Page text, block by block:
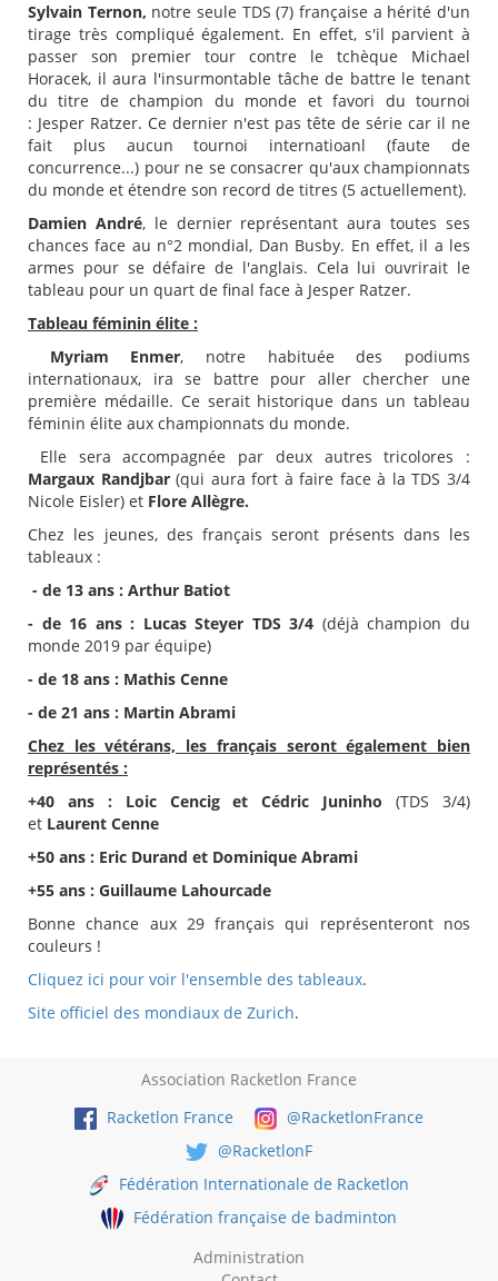
Sylvain Ternon, notre seule TDS (7) française a hérité d'un
tirage très compliqué également. En effet, s'il parvient à
passer son premier tour contre le tchèque Michael
Horacek, il aura l'insurmontable tâche de battre le tenant
du titre de champion du monde et favori du tournoi
: Jesper Ratzer. Ce dernier n'est pas tête de série car il ne
fait plus aucun tournoi internatioanl (faute de
concurrence...) pour ne se consacrer qu'aux championnats
du monde et étendre son record de titres (5 actuellement).
Damien André, le dernier représentant aura toutes ses
chances face au n°2 mondial, Dan Busby. En effet, il a les
armes pour se défaire de l'anglais. Cela lui ouvrirait le
tableau pour un quart de final face à Jesper Ratzer.
Tableau féminin élite :
Myriam Enmer, notre habituée des podiums
internationaux, ira se battre pour aller chercher une
première médaille. Ce serait historique dans un tableau
féminin élite aux championnats du monde.
Elle sera accompagnée par deux autres tricolores :
Margaux Randjbar(qui aura fort à faire face à la TDS 3/4
Nicole Eisler) et Flore Allègre.
Chez les jeunes, des français seront présents dans les
tableaux :
- de 13 ans : Arthur Batiot
- de 16 ans : Lucas Steyer TDS 3/4 (déjà champion du
monde 2019 par équipe)
- de 18 ans : Mathis Cenne
- de 21 ans : Martin Abrami
Chez les vétérans, les français seront également bien
représentés :
+40 ans : Loic Cencig et Cédric Juninho (TDS 3/4)
et Laurent Cenne
+50 ans : Eric Durand et Dominique Abrami
+55 ans : Guillaume Lahourcade
Bonne chance aux 29 français qui représenteront nos
couleurs !
Cliquez ici pour voir l'ensemble des tableaux.
Site officiel des mondiaux de Zurich.
Association Racketlon France
Racketlon France
@RacketlonFrance
@RacketlonF
Fédération Internationale de Racketlon
Fédération française de badminton
Administration